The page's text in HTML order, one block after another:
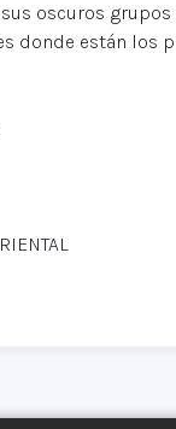
oscuros
donde están los